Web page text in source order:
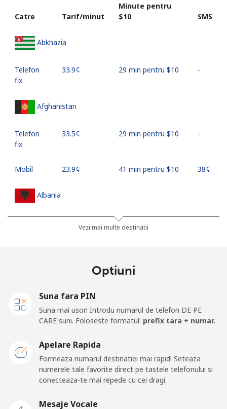
Catre Tarif/minut
Minute pentru
⁦$10⁩
SMS
Abkhazia
Telefon
fix
⁦33.9¢⁩ 29 min pentru ⁦$10⁩ -
Afghanistan
Telefon
fix
⁦33.5¢⁩ 29 min pentru ⁦$10⁩ -
Mobil ⁦23.9¢⁩ 41 min pentru ⁦$10⁩ ⁦38¢⁩
Albania
38 min pentru ⁦$10⁩
Telefon
⁦10.5¢⁩ 95 min pentru ⁦$10⁩ -
Mobil ⁦98.9¢⁩
American Samoa
⁦19.5¢⁩
Vezi mai multe destinatii
Optiuni
Suna fara PIN
Suna mai usor! Introdu numarul de telefon DE PE
CARE suni. Foloseste formatul: prefix tara + numar.
Apelare Rapida
Formeaza numarul destinatiei mai rapid! Seteaza
numerele tale favorite direct pe tastele telefonului si
conecteaza-te mai repede cu cei dragi.
Mesaje Vocale